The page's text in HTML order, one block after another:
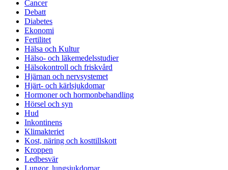
Cancer
Debatt
Diabetes
Ekonomi
Fertilitet
Hälsa och Kultur
Hälso- och läkemedelsstudier
Hälsokontroll och friskvård
Hjärnan och nervsystemet
Hjärt- och kärlsjukdomar
Hormoner och hormonbehandling
Hörsel och syn
Hud
Inkontinens
Klimakteriet
Kost, näring och kosttillskott
Kroppen
Ledbesvär
Lungor, lungsjukdomar